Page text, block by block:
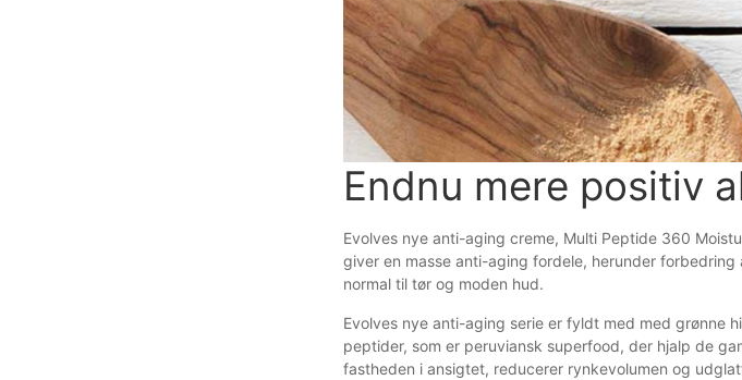
Endnu mere positiv
Evolves nye anti-aging creme, Multi Peptide 360
giver en masse anti-aging fordele, herunder
normal til tør og moden hud.
Evolves nye anti-aging serie er fyldt med med grønne
peptider, som er peruviansk superfood, der hjalp de
fastheden i ansigtet, reducerer rynkevolumen og